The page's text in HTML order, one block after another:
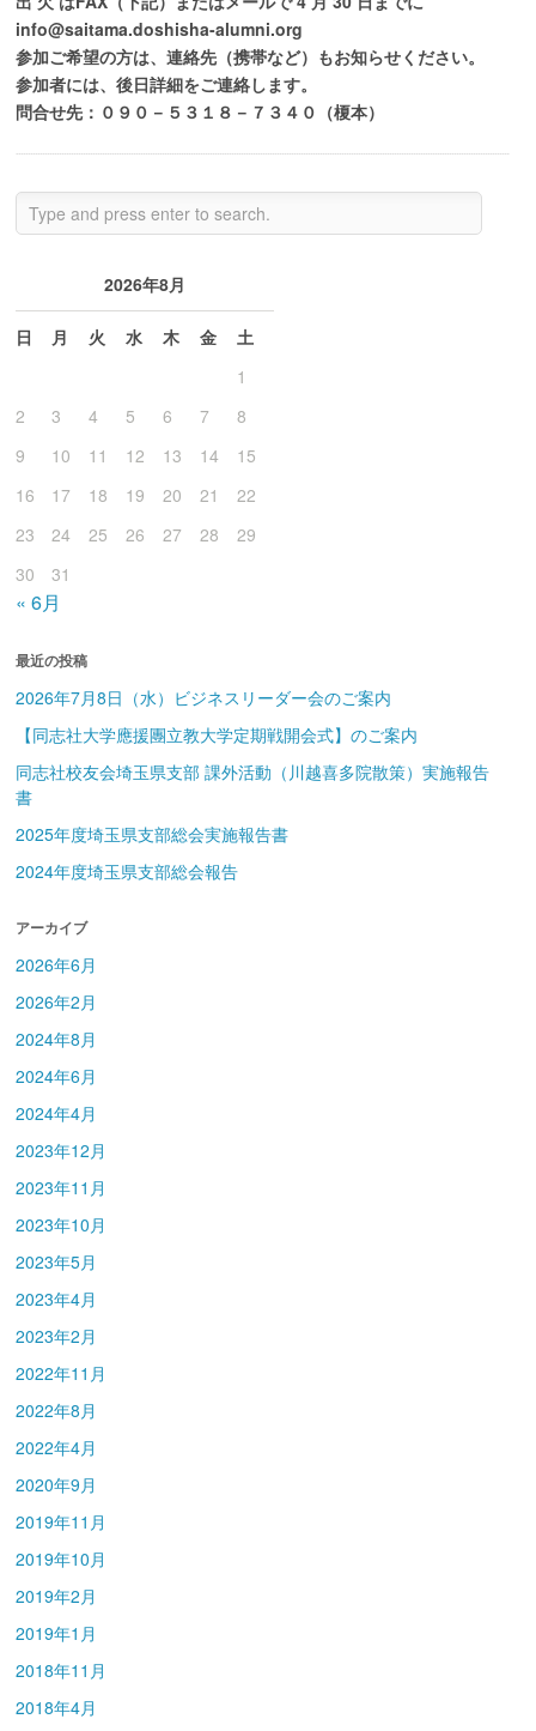
info@saitama.doshisha-alumni.org
参加ご希望の方は、連絡先（携帯など）もお知らせください。
参加者には、後日詳細をご連絡します。
問合せ先：０９０－５３１８－７３４０（榎本）
2026年8月
日 月 火 水 木 金
土
1
2
3 4 5 6 7
8
9
10 11 12 13 14
15
16
17 18 19 20 21
22
23
24 25 26 27 28
29
30
31
« 6月
最近の投稿
2026年7月8日（水）ビジネスリーダー会のご案内
【同志社大学應援團立教大学定期戦開会式】のご案内
同志社校友会埼玉県支部 課外活動（川越喜多院散策）実施報告
書
2025年度埼玉県支部総会実施報告書
2024年度埼玉県支部総会報告
アーカイブ
2026年6月
2026年2月
2024年8月
2024年6月
2024年4月
2023年12月
2023年11月
2023年10月
2023年5月
2023年4月
2023年2月
2022年11月
2022年8月
2022年4月
2020年9月
2019年11月
2019年10月
2019年2月
2019年1月
2018年11月
2018年4月